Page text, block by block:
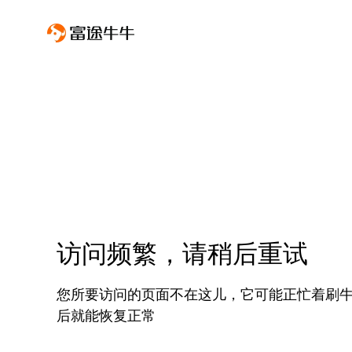
访问频繁，请稍后重试
您所要访问的页面不在这儿，它可能正忙着刷
后就能恢复正常